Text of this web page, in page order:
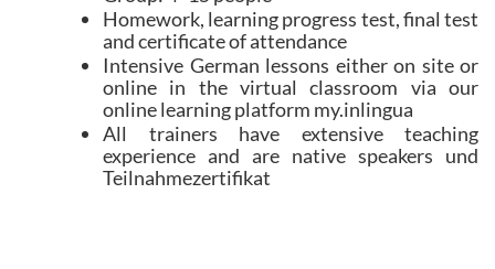
Homework, learning progress test, final test
and certificate of attendance
Intensive German lessons either on site or
online in the virtual classroom via our
online learning platform my.inlingua
All trainers have extensive teaching
experience and are native speakers und
Teilnahmezertifikat